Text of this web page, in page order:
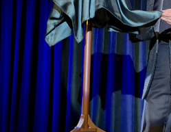
페이코 라이